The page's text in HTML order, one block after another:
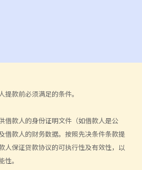
款前必须满足的条件。
借款人的身份证明文件（如借款人是公
借款人的财务数据。按照先决条件条款提
人保证贷款协议的可执行性及有效性，以
。
163章）的保障？